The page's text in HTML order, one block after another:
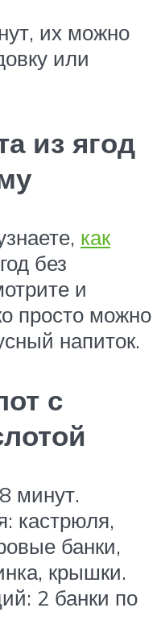
их можно
или
из ягод
как
без
и
просто можно
напиток.
с
минут.
кастрюля,
банки,
крышки.
2 банки по